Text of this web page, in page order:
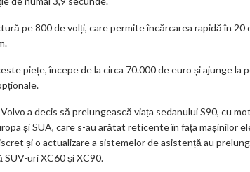
pe 800 de volți, care permite încărcarea rapidă în 20
piețe, începe de la circa 70.000 de euro și ajunge la
a decis să prelungească viața sedanului S90, cu
și SUA, care s-au arătat reticente în fața mașinilor
și o actualizare a sistemelor de asistență au
uri XC60 și XC90.